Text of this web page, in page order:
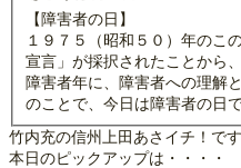
【障害者の日】
１９７５（昭和５０）年のこ
宣言」が採択されたことから
障害者年に、障害者への理解
のことで、今日は障害者の日で
竹内充の信州上田あさイチ！です
本日のピックアップは・・・・